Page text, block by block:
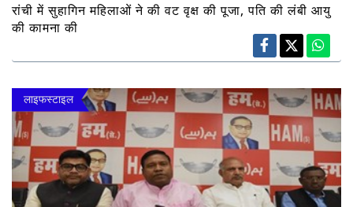
रांची में सुहागिन महिलाओं ने की वट वृक्ष की पूजा, पति की लंबी आयु
की कामना की
लाइफस्टाइल